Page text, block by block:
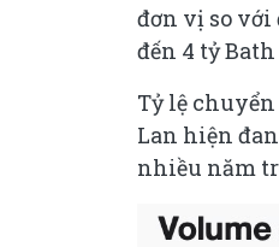
đơn vị so với
đến 4 tỷ Bath
Tỷ lệ
Lan hiện
nhiều năm